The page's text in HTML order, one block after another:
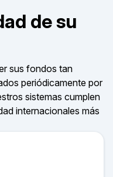
de su
sus fondos tan
periódicamente por
sistemas cumplen
internacionales más